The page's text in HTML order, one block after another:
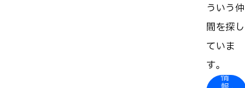
ういう仲
間を探し
ていま
す。
情